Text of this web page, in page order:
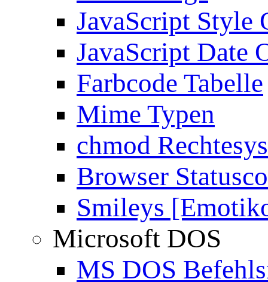
JavaScript Style
JavaScript Date
Farbcode Tabelle
Mime Typen
chmod
Browser
Smileys
Microsoft DOS
MS DOS